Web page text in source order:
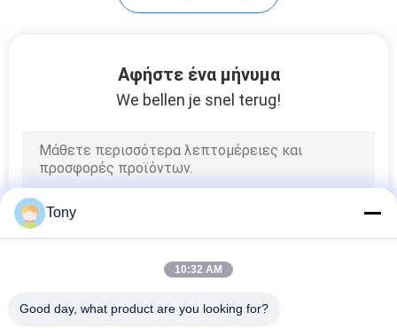
Αφήστε ένα μήνυμα
We bellen je snel terug!
Tony
10:32 AM
Good day, what product are you looking for?